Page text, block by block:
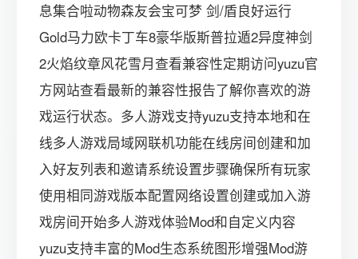
息集合啦动物森友会宝可梦 剑/盾良好运行
Gold马力欧卡丁车8豪华版斯普拉遁2异度神剑
2火焰纹章风花雪月查看兼容性定期访问yuzu官
方网站查看最新的兼容性报告了解你喜欢的游
戏运行状态。多人游戏支持yuzu支持本地和在
线多人游戏局域网联机功能在线房间创建和加
入好友列表和邀请系统设置步骤确保所有玩家
使用相同游戏版本配置网络设置创建或加入游
戏房间开始多人游戏体验Mod和自定义内容
yuzu支持丰富的Mod生态系统图形增强Mod游